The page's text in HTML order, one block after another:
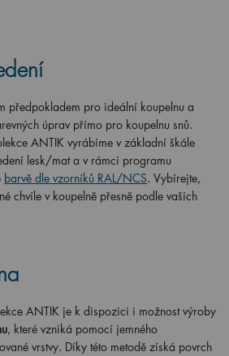
předpokladem pro ideální koupelnu a
úprav přímo pro koupelnu snů.
ANTIK vyrábíme v základní škále
lesk/mat a v rámci programu
barvě dle vzorníků RAL/NCS. Vybírejte,
chvíle v koupelně přesně podle vašich
ANTIK je k dispozici i možnost výroby
, které vzniká pomocí jemného
vrstvy. Díky této metodě získá povrch